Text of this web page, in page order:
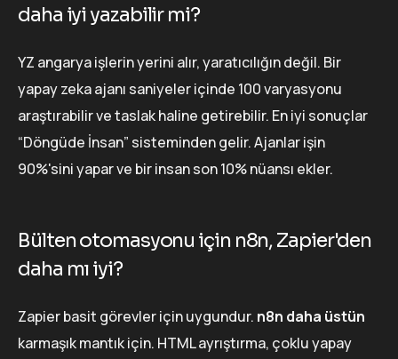
daha iyi yazabilir mi?
YZ angarya işlerin yerini alır, yaratıcılığın değil. Bir
yapay zeka ajanı saniyeler içinde 100 varyasyonu
araştırabilir ve taslak haline getirebilir. En iyi sonuçlar
“Döngüde İnsan” sisteminden gelir. Ajanlar işin
90%'sini yapar ve bir insan son 10% nüansı ekler.
Bülten otomasyonu için n8n, Zapier'den
daha mı iyi?
Zapier basit görevler için uygundur. n8n daha üstün
karmaşık mantık için. HTML ayrıştırma, çoklu yapay